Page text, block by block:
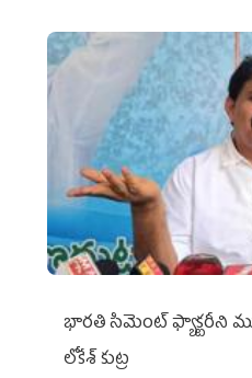
భారతి సిమెంట్ ఫ్యాక్టరీని
లోకేశ్ కుట్ర